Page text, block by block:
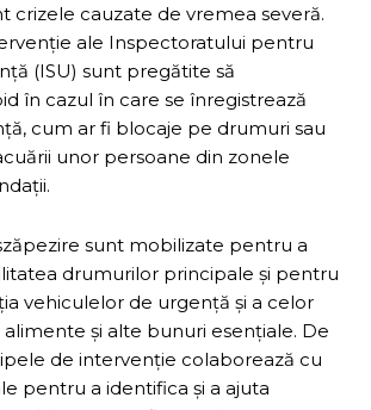
crizele cauzate de vremea severă.
ale Inspectoratului pentru
(ISU) sunt pregătite să
în cazul în care se înregistrează
cum ar fi blocaje pe drumuri sau
unor persoane din zonele
sunt mobilizate pentru a
drumurilor principale și pentru
vehiculelor de urgență și a celor
și alte bunuri esențiale. De
de intervenție colaborează cu
pentru a identifica și a ajuta